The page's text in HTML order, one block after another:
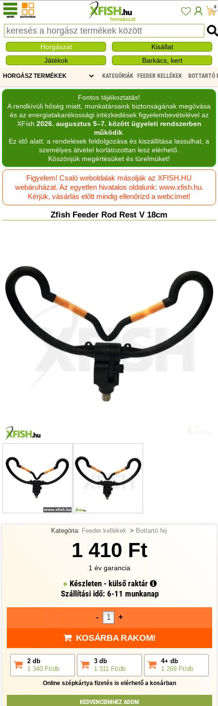
horgászat
0
Horgászat
Kisállat
Játékok
Barkács, kert
KATEGÓRIÁK FEEDER KELLÉKEK BOTTARTÓ
Fontos tájékoztatás!
A rendkívüli hőség miatt, munkatársaink biztonságának megóvása
és az energiatakarékossági intézkedések figyelembevételével az
XFish 2026. augusztus 5–7. között ügyeleti rendszerben
működik.
Ez idő alatt: a rendelések feldolgozása és kiszállítása lassulhat, a
személyes átvétel korlátozottan lesz elérhető.
Köszönjük megértésüket és türelmüket!
Figyelem! Csaló weboldalak másolják az XFISH.HU
webáruházat. Az egyetlen hivatalos oldalunk: www.xfish.hu.
Kérjük, vásárlás előtt mindig ellenőrizd a webcímet!
Zfish Feeder Rod Rest V 18cm
Kategória: Feeder kellékek > Bottartó fej
1 410 Ft
1 év garancia
Készleten - külső raktár
Szállítási idő: 6-11 munkanap
- +
KOSÁRBA RAKOM!
2 db
1 340 Ft/db
3 db
1 311 Ft/db
4+ db
1 269 Ft/db
Online szépkártya fizetés is elérhető a kosárban
KEDVENCEIMHEZ ADOM